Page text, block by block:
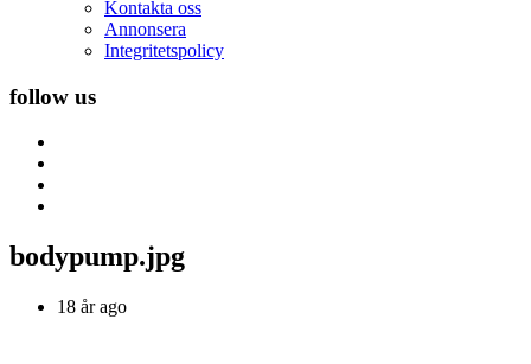
Kontakta oss
Annonsera
Integritetspolicy
follow us
bodypump.jpg
18 år ago